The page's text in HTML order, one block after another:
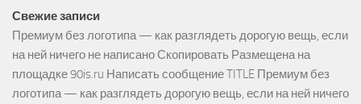
Свежие записи
Премиум без логотипа — как разглядеть дорогую вещь, если
на ней ничего не написано Скопировать Размещена на
площадке 90is.ru Написать сообщение TITLE Премиум без
логотипа — как разглядеть дорогую вещь, если на ней ничего